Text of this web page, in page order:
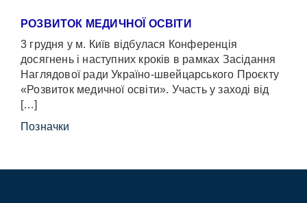
РОЗВИТОК МЕДИЧНОЇ ОСВІТИ
3 грудня у м. Київ відбулася Конференція
досягнень і наступних кроків в рамках Засідання
Наглядової ради Україно-швейцарського Проєкту
«Розвиток медичної освіти». Участь у заході від
[…]
Позначки